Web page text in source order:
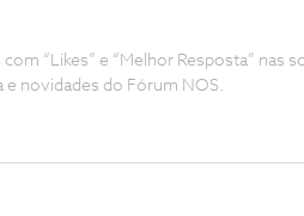
“Likes” e “Melhor Resposta” nas
e novidades do Fórum NOS.